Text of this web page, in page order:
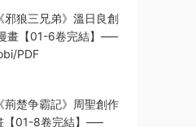
邪狼三兄弟》溫日良創
畫【01-6卷完結】—–
PDF
荊楚争霸記》周聖創作
【01-8卷完結】—–